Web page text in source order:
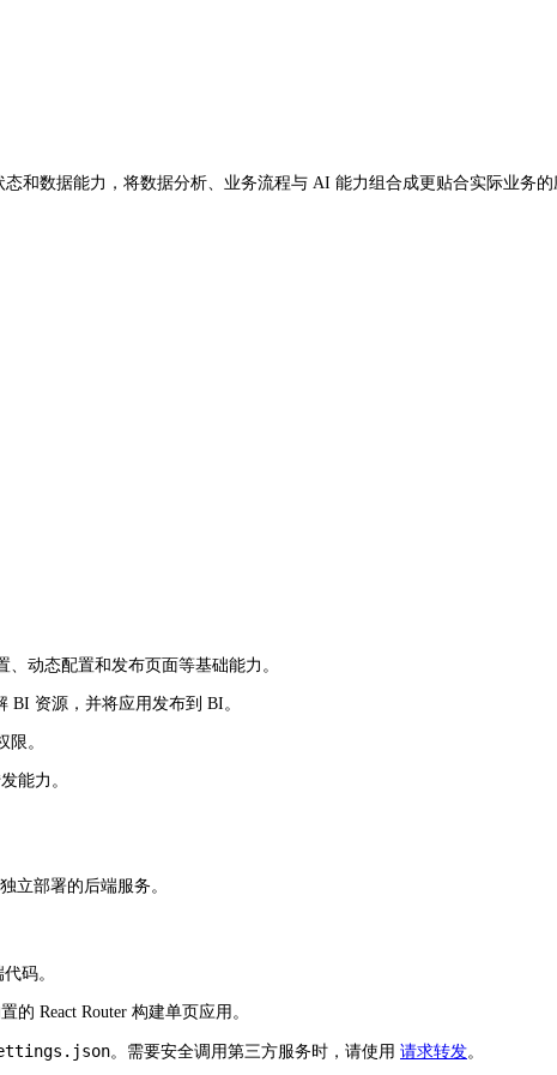
和数据能力，将数据分析、业务流程与 AI 能力组合成更贴合实际业务的
、动态配置和发布页面等基础能力。
BI 资源，并将应用发布到 BI。
。
能力。
立部署的后端服务。
码。
React Router 构建单页应用。
。需要安全调用第三方服务时，请使用 请求转发。